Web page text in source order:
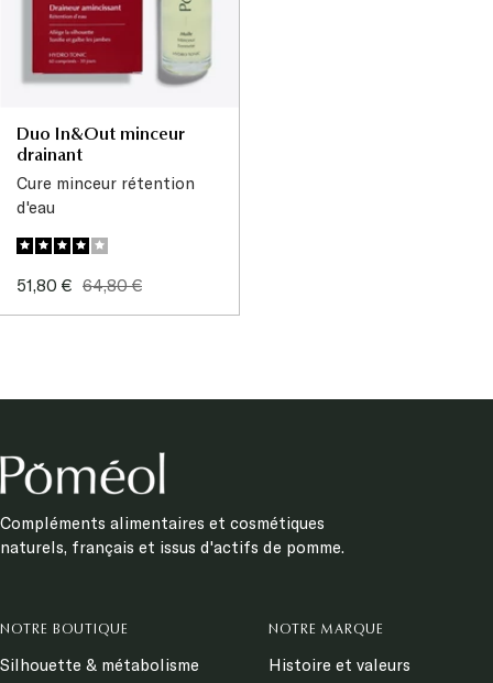
Duo In&Out minceur
drainant
Cure minceur rétention
d'eau
Prix
51,80 € Prix
64,80 €
Compléments alimentaires et cosmétiques
naturels, français et issus d'actifs de pomme.
NOTRE BOUTIQUE
Silhouette & métabolisme
NOTRE MARQUE
Histoire et valeurs